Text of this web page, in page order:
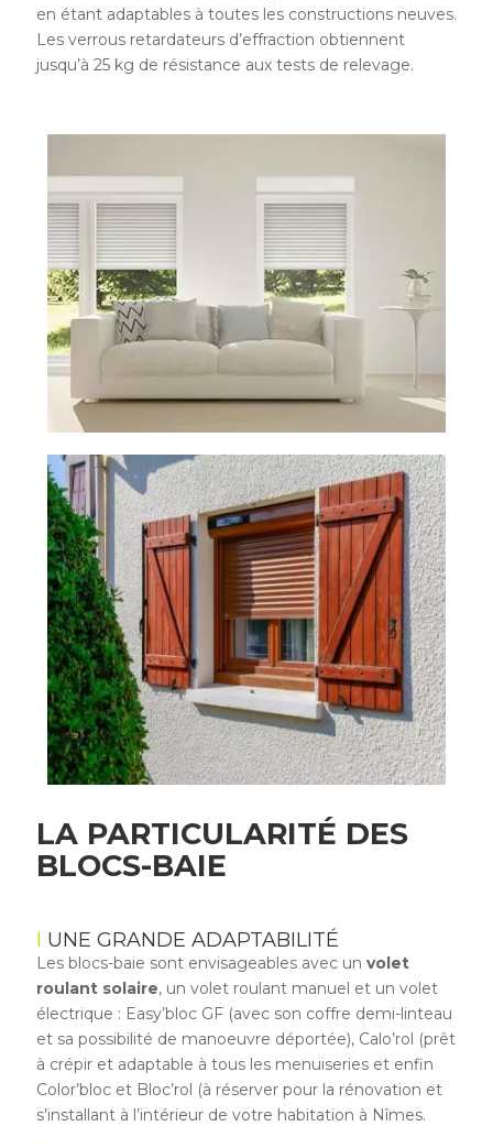
en étant adaptables à toutes les constructions neuves.
Les verrous retardateurs d’effraction obtiennent
jusqu’à 25 kg de résistance aux tests de relevage.
LA PARTICULARITÉ DES
BLOCS-BAIE
UNE GRANDE ADAPTABILITÉ
Les blocs-baie sont envisageables avec un volet
roulant solaire, un volet roulant manuel et un volet
électrique : Easy’bloc GF (avec son coffre demi-linteau
et sa possibilité de manoeuvre déportée), Calo’rol (prêt
à crépir et adaptable à tous les menuiseries et enfin
Color’bloc et Bloc’rol (à réserver pour la rénovation et
s’installant à l’intérieur de votre habitation à Nîmes.